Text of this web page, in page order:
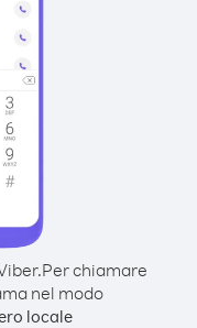
Per chiamare
nel modo
locale